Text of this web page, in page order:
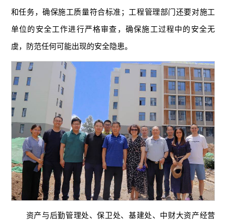
和任务，确保施工质量符合标准；工程管理部门还要对施工
单位的安全工作进行严格审查，确保施工过程中的安全无
虞，防范任何可能出现的安全隐患。
资产与后勤管理处、保卫处、基建处、中财大资产经营